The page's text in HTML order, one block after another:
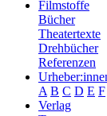
Filmstoffe
Bücher
Theatertexte
Drehbücher
Referenzen
A B C D E F
Verlag